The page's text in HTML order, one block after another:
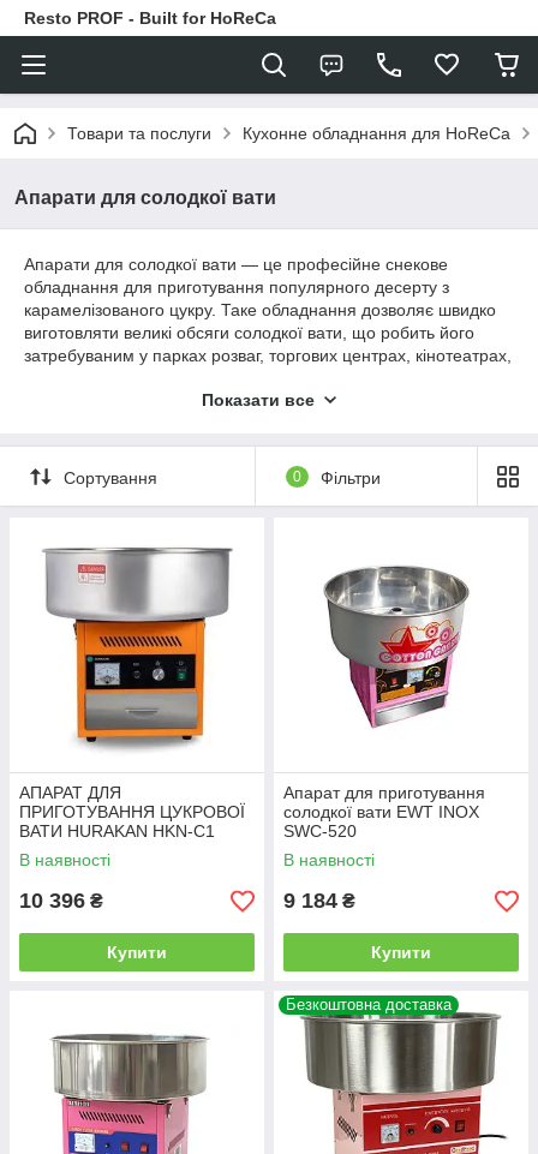
Resto PROF - Built for HoReCa
Товари та послуги Кухонне обладнання для HoReCa
Апарати для солодкої вати
Апарати для солодкої вати — це професійне снекове
обладнання для приготування популярного десерту з
карамелізованого цукру. Таке обладнання дозволяє швидко
виготовляти великі обсяги солодкої вати, що робить його
затребуваним у парках розваг, торгових центрах, кінотеатрах,
харчування. Професійні апарати для солодкої вати
експлуатації та стабільною якістю готової продукції.
👨‍💼📞Потрібна консультація щодо підбору обладнання
— звертайтесь за телефоном: 096 149 94 24.
Показати все
Сортування 0 Фільтри
АПАРАТ ДЛЯ
ПРИГОТУВАННЯ ЦУКРОВОЇ
ВАТИ HURAKAN HKN-C1
В наявності
10 396 ₴
Купити
Апарат для приготування
солодкої вати EWT INOX
SWC-520
В наявності
9 184 ₴
Купити
Безкоштовна доставка